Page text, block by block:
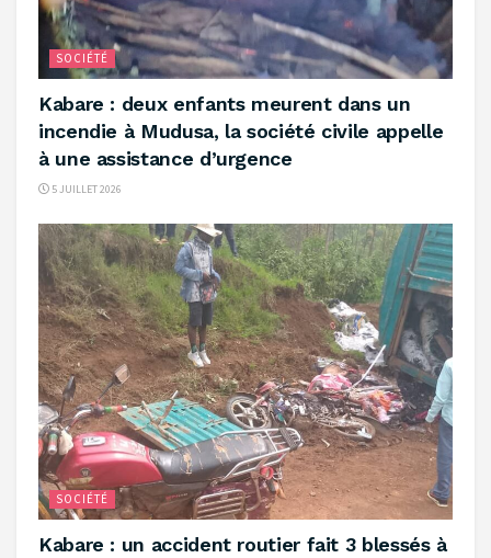
SOCIÉTÉ
Kabare : deux enfants meurent dans un
incendie à Mudusa, la société civile appelle
à une assistance d’urgence
5 JUILLET 2026
SOCIÉTÉ
‎Kabare : un accident routier fait 3 blessés à